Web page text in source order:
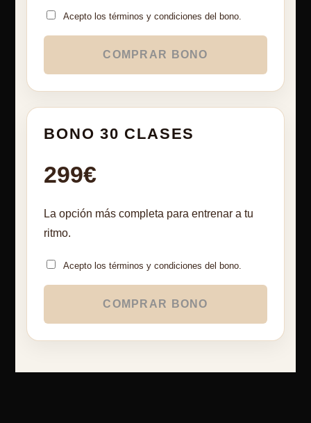
Acepto los términos y condiciones del bono.
COMPRAR BONO
BONO 30 CLASES
299€
La opción más completa para entrenar a tu
ritmo.
Acepto los términos y condiciones del bono.
COMPRAR BONO